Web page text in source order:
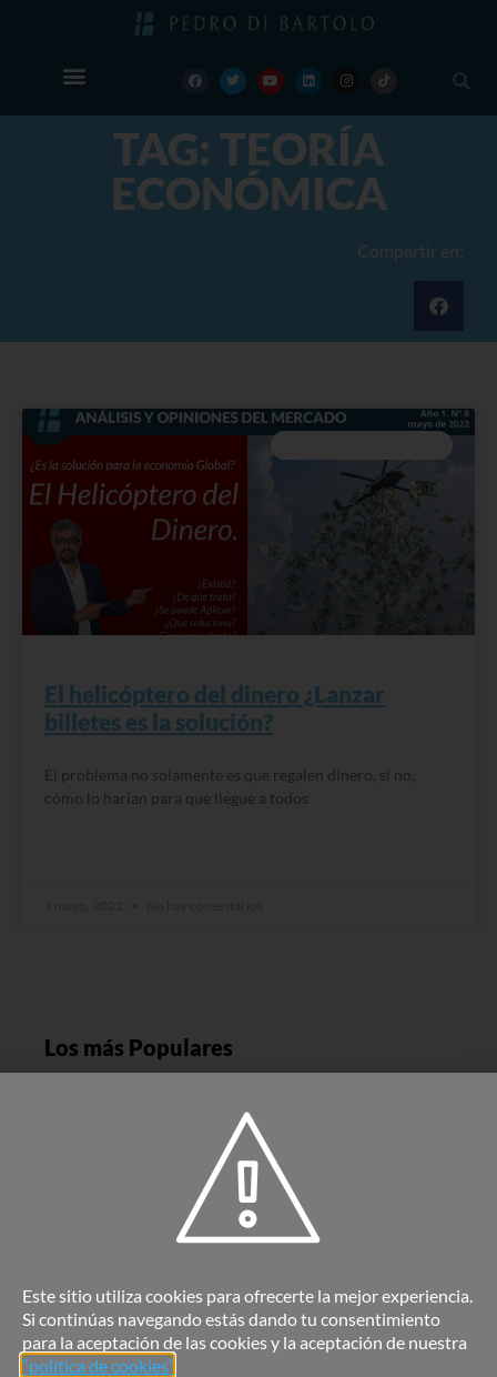
TAG: TEORÍA
ECONÓMICA
Compartir en:
El helicóptero del dinero ¿Lanzar
billetes es la solución?
El problema no solamente es que regalen dinero, si no,
cómo lo harían para que llegue a todos
Los más Populares
En 2023: España continúa en tendencia entre
los estudiantes internacionales
En 2023: España es tendencia en Inversión
Inmobiliaria
Este sitio utiliza cookies para ofrecerte la mejor experiencia.
Si continúas navegando estás dando tu consentimiento
para la aceptación de las cookies y la aceptación de nuestra
“política de cookies”